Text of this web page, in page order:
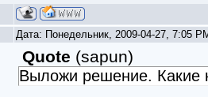
Дата: Понедельник, 2009-04-27, 7:05
Quote (sapun)
Выложи решение. Какие